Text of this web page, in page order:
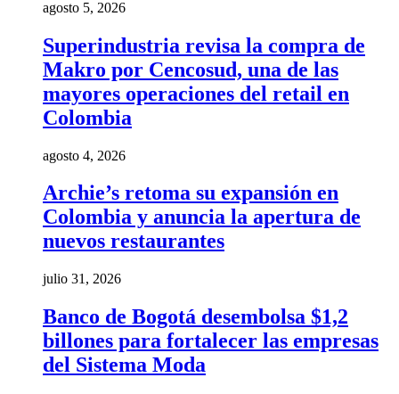
agosto 5, 2026
Superindustria revisa la compra de
Makro por Cencosud, una de las
mayores operaciones del retail en
Colombia
agosto 4, 2026
Archie’s retoma su expansión en
Colombia y anuncia la apertura de
nuevos restaurantes
julio 31, 2026
Banco de Bogotá desembolsa $1,2
billones para fortalecer las empresas
del Sistema Moda